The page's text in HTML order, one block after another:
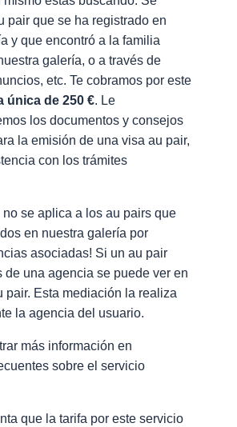
pair que se ha registrado en
y que encontró a la familia
galería, o a través de
etc. Te cobramos por este
única de 250 €. Le
los documentos y consejos
la emisión de una visa au pair,
con los trámites
no se aplica a los au pairs que
en nuestra galería por
asociadas! Si un au pair
de una agencia se puede ver en
pair. Esta mediación la realiza
la agencia del usuario.
más información en
sobre el servicio
que la tarifa por este servicio